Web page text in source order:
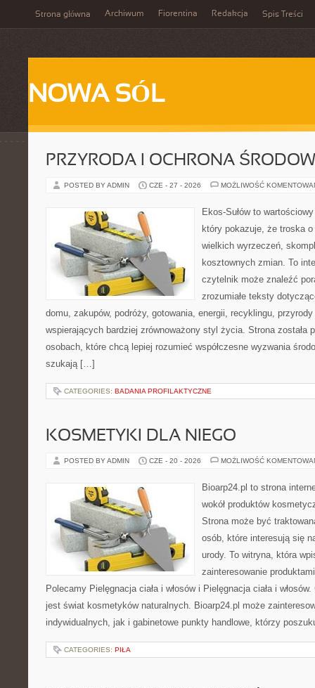
Strona główna Archiwum Fiorentina Redakcja Spis Treści
NOWA SÓL
PRZYRODA I OCHRONA
POSTED BY ADMIN CZE - 27 - 2026 MOŻLIWOŚĆ
Ekos-Sułów to
który pokazuje, że troska
wielkich wyrzeczeń,
kosztownych zmian. To
czytelnik może znaleźć
zrozumiałe teksty
domu, zakupów, podróży, gotowania, energii, recyklingu,
wspierających bardziej zrównoważony styl życia. Strona została
osobach, które chcą lepiej rozumieć współczesne wyzwania
szukają […]
CATEGORIES: BADANIA PROFILAKTYCZNE
KOSMETYKI DLA NIEGO
POSTED BY ADMIN CZE - 20 - 2026 MOŻLIWOŚĆ
Bioarp24.pl to strona
wokół produktów
Strona może być
osób, które interesują się
urody. To witryna, która
zainteresowanie
Polecamy Pielęgnacja ciała i włosów i Pielęgnacja ciała i
jest świat kosmetyków naturalnych. Bioarp24.pl może
indywidualnych, jak i gabinetowe punkty handlowe, którzy
CATEGORIES: PIŁA